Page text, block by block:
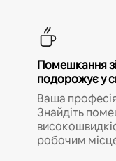
Помешкання
подорожує у
Ваша
Знайдіть
робочим